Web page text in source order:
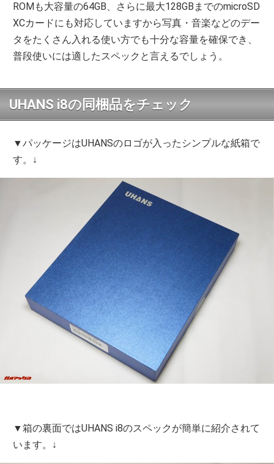
ROMも大容量の64GB、さらに最大128GBまでのmicroSD
XCカードにも対応していますから写真・音楽などのデー
タをたくさん入れる使い方でも十分な容量を確保でき、
普段使いには適したスペックと言えるでしょう。
UHANS i8の同梱品をチェック
▼パッケージはUHANSのロゴが入ったシンプルな紙箱で
す。↓
▼箱の裏面ではUHANS i8のスペックが簡単に紹介されて
います。↓